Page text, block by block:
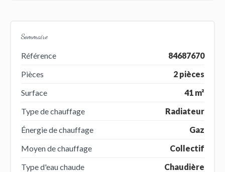
Sommaire
Référence
84687670
Pièces
2 pièces
Surface
41 m²
Type de chauffage
Radiateur
Énergie de chauffage
Gaz
Moyen de chauffage
Collectif
Type d'eau chaude
Chaudière